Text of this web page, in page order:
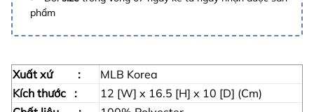
phẩm
Xuất xứ :
MLB Korea
Kích thước :
12 [W] x 16.5 [H] x 10 [D] (Cm)